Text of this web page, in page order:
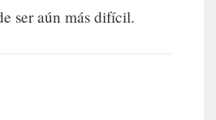
ser aún más difícil.